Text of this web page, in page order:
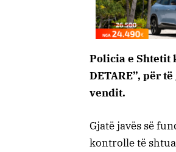
Policia e Shtetit
DETARE”, për
vendit.
Gjatë javës së
kontrolle të